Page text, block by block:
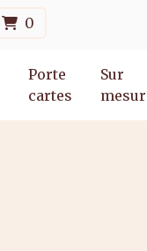
0
Porte
cartes
Sur